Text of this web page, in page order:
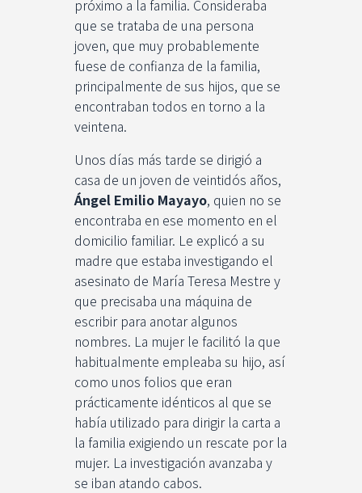
próximo a la familia. Consideraba
que se trataba de una persona
joven, que muy probablemente
fuese de confianza de la familia,
principalmente de sus hijos, que se
encontraban todos en torno a la
veintena.
Unos días más tarde se dirigió a
casa de un joven de veintidós años,
Ángel Emilio Mayayo, quien no se
encontraba en ese momento en el
domicilio familiar. Le explicó a su
madre que estaba investigando el
asesinato de María Teresa Mestre y
que precisaba una máquina de
escribir para anotar algunos
nombres. La mujer le facilitó la que
habitualmente empleaba su hijo, así
como unos folios que eran
prácticamente idénticos al que se
había utilizado para dirigir la carta a
la familia exigiendo un rescate por la
mujer. La investigación avanzaba y
se iban atando cabos.